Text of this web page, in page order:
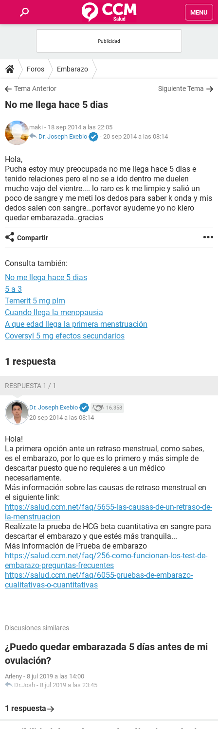
MENU
FOROS
SALUD
NUTRICIÓN
BIENESTAR
SEXUALIDAD
GLOSARIO
Foros Embarazo
Tema Anterior Siguiente Tema
No me llega hace 5 dias
maki - 18 sep 2014 a las 22:05
Dr. Joseph Exebio
- 20 sep 2014 a las 08:14
Hola,
Pucha estoy muy preocupada no me llega hace 5 dias e
tenido relaciones pero el no se a ido dentro me duelen
mucho vajo del vientre.... lo raro es k me limpie y salió un
poco de sangre y me meti los dedos para saber k onda y mis
dedos salen con sangre...porfavor ayudeme yo no kiero
quedar embarazada..gracias
Compartir
Consulta también:
No me llega hace 5 dias
5 a 3
Temerit 5 mg plm
Cuando llega la menopausia
A que edad llega la primera menstruación
Coversyl 5 mg efectos secundarios
1 respuesta
RESPUESTA 1 / 1
Dr. Joseph Exebio 16.358
20 sep 2014 a las 08:14
Hola!
La primera opción ante un retraso menstrual, como sabes,
es el embarazo, por lo que es lo primero y más simple de
descartar puesto que no requieres a un médico
necesariamente.
Más información sobre las causas de retraso menstrual en
el siguiente link:
https://salud.ccm.net/faq/5655-las-causas-de-un-retraso-de-
la-menstruacion
Realízate la prueba de HCG beta cuantitativa en sangre para
descartar el embarazo y que estés más tranquila...
Más información de Prueba de embarazo
https://salud.ccm.net/faq/256-como-funcionan-los-test-de-
embarazo-preguntas-frecuentes
https://salud.ccm.net/faq/6055-pruebas-de-embarazo-
cualitativas-o-cuantitativas
Discusiones similares
¿Puedo quedar embarazada 5 días antes de mi
ovulación?
Arleny - 8 jul 2019 a las 14:00
Dr.Josh - 8 jul 2019 a las 23:45
1 respuesta